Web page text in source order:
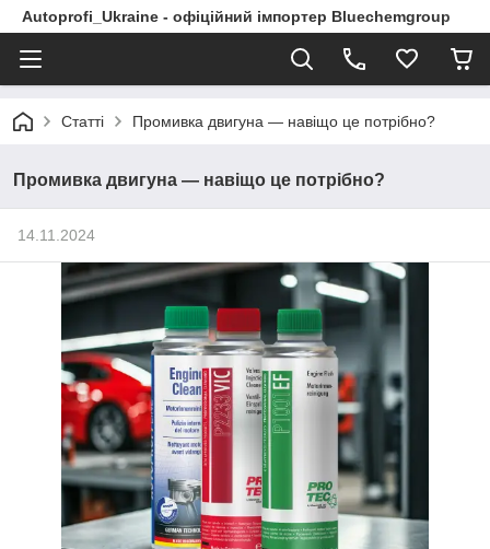
Autoprofi_Ukraine - офіційний імпортер Bluechemgroup
Статті Промивка двигуна — навіщо це потрiбно?
Промивка двигуна — навіщо це потрiбно?
14.11.2024